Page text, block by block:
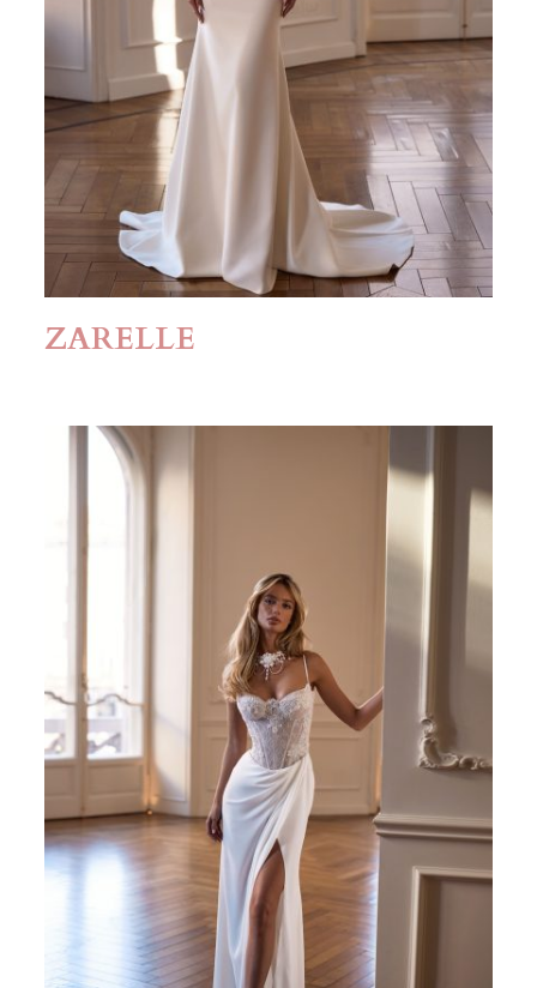
ZARELLE